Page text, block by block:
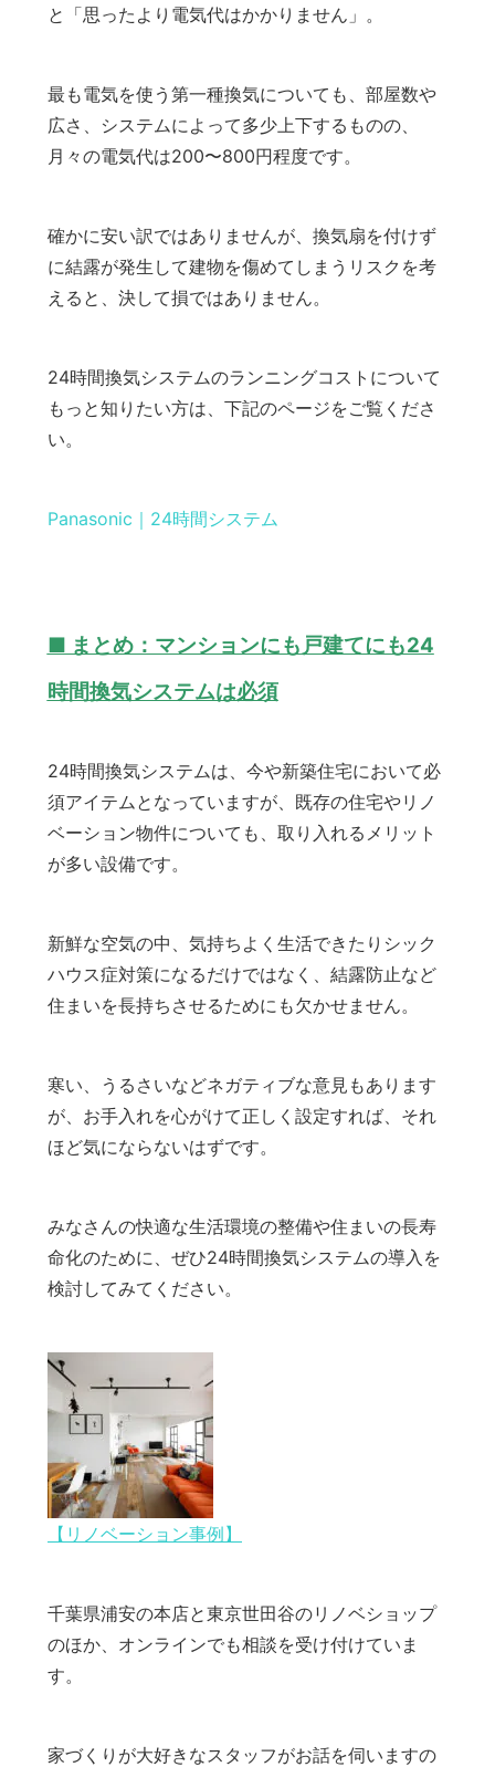
と「思ったより電気代はかかりません」。
最も電気を使う第一種換気についても、部屋数や
広さ、システムによって多少上下するものの、
月々の電気代は200〜800円程度です。
確かに安い訳ではありませんが、換気扇を付けず
に結露が発生して建物を傷めてしまうリスクを考
えると、決して損ではありません。
24時間換気システムのランニングコストについて
もっと知りたい方は、下記のページをご覧くださ
い。
Panasonic｜24時間システム
■ まとめ：マンションにも戸建てにも24
時間換気システムは必須
24時間換気システムは、今や新築住宅において必
須アイテムとなっていますが、既存の住宅やリノ
ベーション物件についても、取り入れるメリット
が多い設備です。
新鮮な空気の中、気持ちよく生活できたりシック
ハウス症対策になるだけではなく、結露防止など
住まいを長持ちさせるためにも欠かせません。
寒い、うるさいなどネガティブな意見もあります
が、お手入れを心がけて正しく設定すれば、それ
ほど気にならないはずです。
みなさんの快適な生活環境の整備や住まいの長寿
命化のために、ぜひ24時間換気システムの導入を
検討してみてください。
【リノベーション事例】
千葉県浦安の本店と東京世田谷のリノベショップ
のほか、オンラインでも相談を受け付けていま
す。
家づくりが大好きなスタッフがお話を伺いますの